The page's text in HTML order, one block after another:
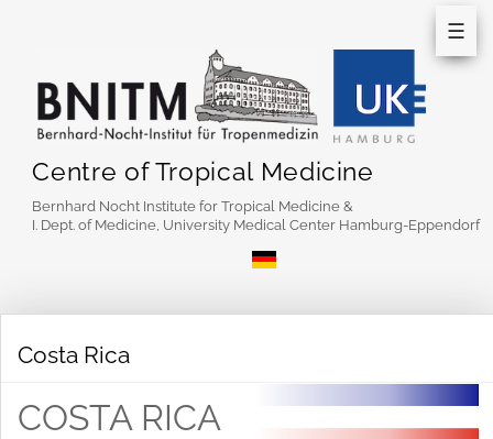
Centre of Tropical Medicine
Bernhard Nocht Institute for Tropical Medicine &
I. Dept. of Medicine, University Medical Center Hamburg-Eppendorf
☰
Costa Rica
COSTA RICA